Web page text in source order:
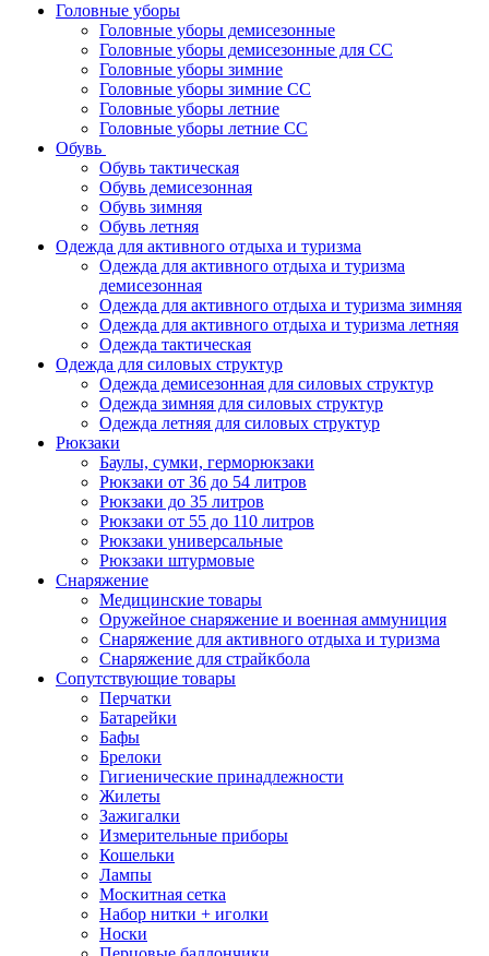
Головные уборы
Головные уборы демисезонные
Головные уборы демисезонные для СС
Головные уборы зимние
Головные уборы зимние СС
Головные уборы летние
Головные уборы летние СС
Обувь
Обувь тактическая
Обувь демисезонная
Обувь зимняя
Обувь летняя
Одежда для активного отдыха и туризма
Одежда для активного отдыха и туризма
демисезонная
Одежда для активного отдыха и туризма зимняя
Одежда для активного отдыха и туризма летняя
Одежда тактическая
Одежда для силовых структур
Одежда демисезонная для силовых структур
Одежда зимняя для силовых структур
Одежда летняя для силовых структур
Рюкзаки
Баулы, сумки, герморюкзаки
Рюкзаки от 36 до 54 литров
Рюкзаки до 35 литров
Рюкзаки от 55 до 110 литров
Рюкзаки универсальные
Рюкзаки штурмовые
Снаряжение
Медицинские товары
Оружейное снаряжение и военная аммуниция
Снаряжение для активного отдыха и туризма
Снаряжение для страйкбола
Сопутствующие товары
Перчатки
Батарейки
Бафы
Брелоки
Гигиенические принадлежности
Жилеты
Зажигалки
Измерительные приборы
Кошельки
Лампы
Москитная сетка
Набор нитки + иголки
Носки